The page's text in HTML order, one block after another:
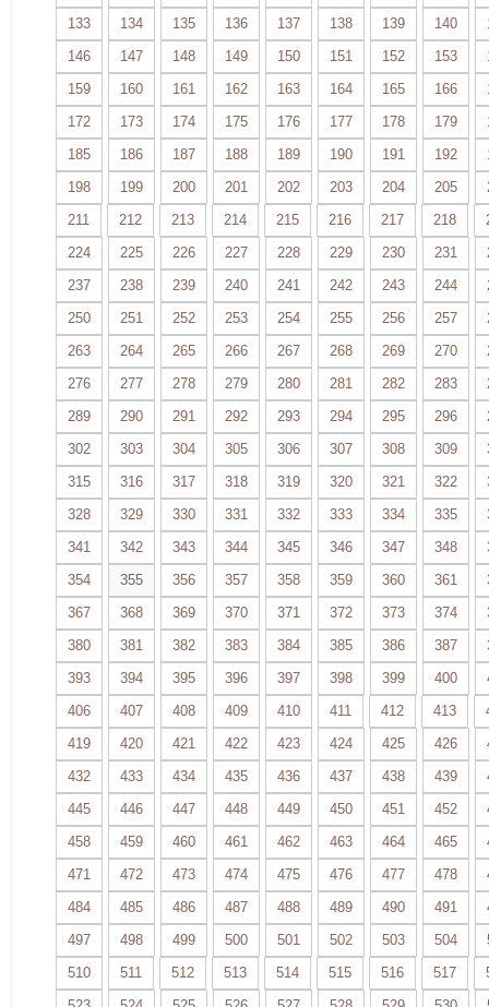
133
134 135 136 137 138 139 140
146
147 148 149 150 151 152 153
159
160 161 162 163 164 165 166
172
173 174 175 176 177 178 179
185
186 187 188 189 190 191 192
198
199 200 201 202 203 204 205
211
212 213 214 215 216 217 218
224
225 226 227 228 229 230 231
237
238 239 240 241 242 243 244
250
251 252 253 254 255 256 257
263
264 265 266 267 268 269 270
276
277 278 279 280 281 282 283
289
290 291 292 293 294 295 296
302
303 304 305 306 307 308 309
315
316 317 318 319 320 321 322
328
329 330 331 332 333 334 335
341
342 343 344 345 346 347 348
354
355 356 357 358 359 360 361
367
368 369 370 371 372 373 374
380
381 382 383 384 385 386 387
393
394 395 396 397 398 399 400
406
407 408 409 410 411 412 413
419
420 421 422 423 424 425 426
432
433 434 435 436 437 438 439
445
446 447 448 449 450 451 452
458
459 460 461 462 463 464 465
471
472 473 474 475 476 477 478
484
485 486 487 488 489 490 491
497
498 499 500 501 502 503 504
510
511 512 513 514 515 516 517